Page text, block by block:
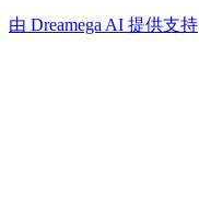
由 Dreamega AI 提供支持